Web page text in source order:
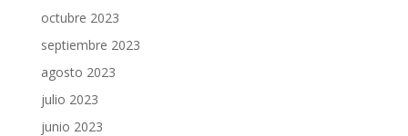
octubre 2023
septiembre 2023
agosto 2023
julio 2023
junio 2023